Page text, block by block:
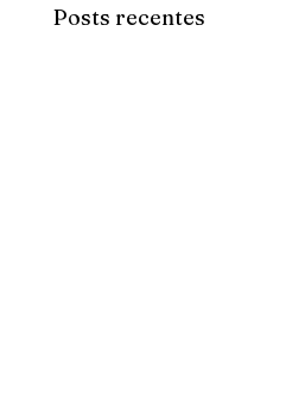
Posts recentes